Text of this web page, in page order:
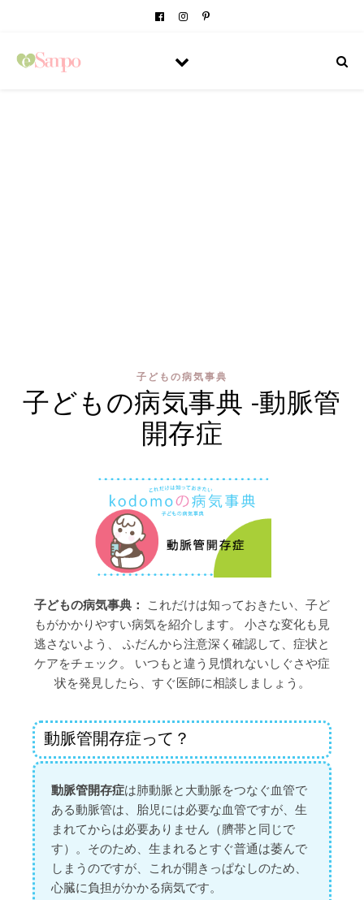
子どもの病気事典
子どもの病気事典 -動脈管
開存症
子どもの病気事典： これだけは知っておきたい、子ど
もがかかりやすい病気を紹介します。 小さな変化も見
逃さないよう、 ふだんから注意深く確認して、症状と
ケアをチェック。 いつもと違う見慣れないしぐさや症
状を発見したら、すぐ医師に相談しましょう。
動脈管開存症って？
動脈管開存症は肺動脈と大動脈をつなぐ血管で
ある動脈管は、胎児には必要な血管ですが、生
まれてからは必要ありません（臍帯と同じで
す）。そのため、生まれるとすぐ普通は萎んで
しまうのですが、これが開きっぱなしのため、
心臓に負担がかかる病気です。